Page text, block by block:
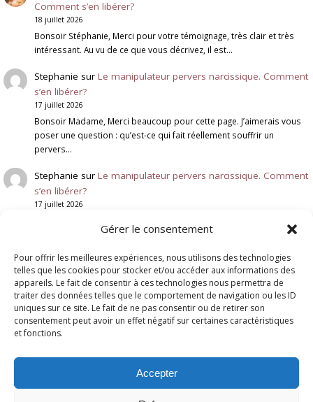
Gérer le consentement
Pour offrir les meilleures expériences, nous utilisons des technologies
telles que les cookies pour stocker et/ou accéder aux informations des
appareils. Le fait de consentir à ces technologies nous permettra de
traiter des données telles que le comportement de navigation ou les ID
uniques sur ce site. Le fait de ne pas consentir ou de retirer son
consentement peut avoir un effet négatif sur certaines caractéristiques
et fonctions.
Accepter
Comment s’en libérer?
18 juillet 2026
Bonsoir Stéphanie, Merci pour votre témoignage, très clair et très
intéressant. Au vu de ce que vous décrivez, il est…
Stephanie sur Le manipulateur pervers narcissique. Comment
s’en libérer?
17 juillet 2026
Bonsoir Madame, Merci beaucoup pour cette page. J’aimerais vous
poser une question : qu’est-ce qui fait réellement souffrir un
pervers…
Stephanie sur Le manipulateur pervers narcissique. Comment
s’en libérer?
17 juillet 2026
vraiment quelque chose qui le touche ? qu'est…
Genevieve Schmit surDeuil Blanc : Rupture et Résilience
6 juillet 2026
Bonjour, Votre message fait écho à une situation que je rencontre
malheureusement assez souvent. Lorsqu'un enfant adulte rompt
brutalement le…
© CopyrightGeneviève Schmitdiffusion - Coaching thérapeutique pour les